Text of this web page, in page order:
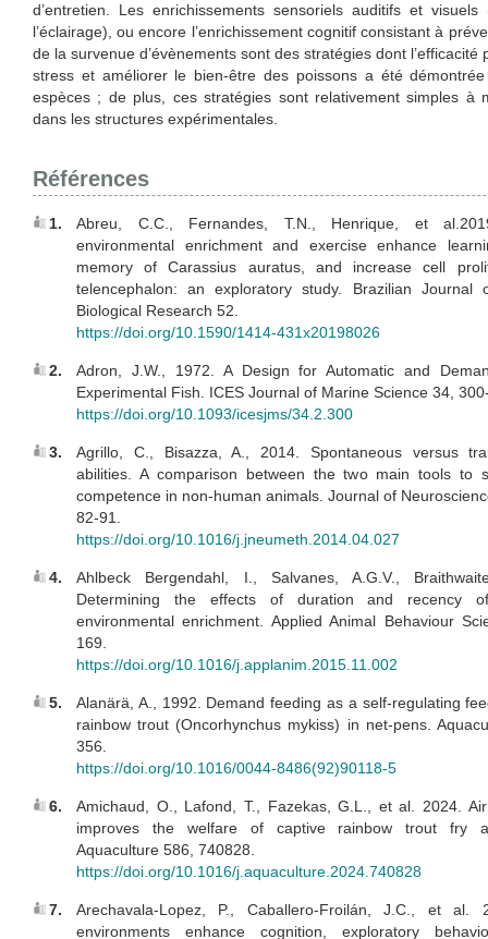
d’entretien. Les enrichissements sensoriels auditifs et visuels
l’éclairage), ou encore l’enrichissement cognitif consistant à
de la survenue d’évènements sont des stratégies dont l’efficacité
stress et améliorer le bien-être des poissons a été
espèces ; de plus, ces stratégies sont relativement simples à
dans les structures expérimentales.
Références
1.
Abreu, C.C., Fernandes, T.N., Henrique, et
environmental enrichment and exercise enhance
memory of Carassius auratus, and increase cell
telencephalon: an exploratory study. Brazilian Journal
Biological Research 52.
https://doi.org/10.1590/1414-431x20198026
2.
Adron, J.W., 1972. A Design for Automatic and
Experimental Fish. ICES Journal of Marine Science 34,
https://doi.org/10.1093/icesjms/34.2.300
3.
Agrillo, C., Bisazza, A., 2014. Spontaneous versus
abilities. A comparison between the two main tools to
competence in non-human animals. Journal of
82-91.
https://doi.org/10.1016/j.jneumeth.2014.04.027
4.
Ahlbeck Bergendahl, I., Salvanes, A.G.V.,
Determining the effects of duration and recency
environmental enrichment. Applied Animal Behaviour
169.
https://doi.org/10.1016/j.applanim.2015.11.002
5.
Alanärä, A., 1992. Demand feeding as a self-regulating
rainbow trout (Oncorhynchus mykiss) in net-pens.
356.
https://doi.org/10.1016/0044-8486(92)90118-5
6.
Amichaud, O., Lafond, T., Fazekas, G.L., et al. 2024.
improves the welfare of captive rainbow trout fry
Aquaculture 586, 740828.
https://doi.org/10.1016/j.aquaculture.2024.740828
7.
Arechavala-Lopez, P., Caballero-Froilán, J.C., et al.
environments enhance cognition, exploratory